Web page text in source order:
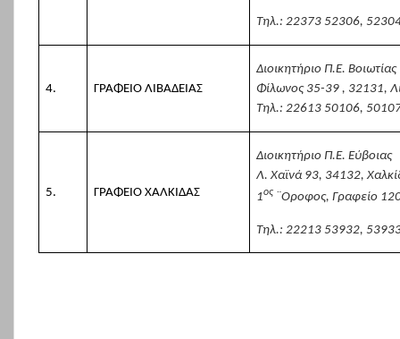
Τηλ.: 22373 52306,
4. ΓΡΑΦΕΙΟ ΛΙΒΑΔΕΙΑΣ
Διοικητήριο Π.Ε. Βοιωτίας
Φίλωνος 35-39 , 32131,
Τηλ.: 22613 50106,
5. ΓΡΑΦΕΙΟ ΧΑΛΚΙΔΑΣ
Διοικητήριο Π.Ε. Εύβοιας
Λ. Χαϊνά 93, 34132,
1ος ¨Οροφος, Γραφείο
Τηλ.: 22213 53932,